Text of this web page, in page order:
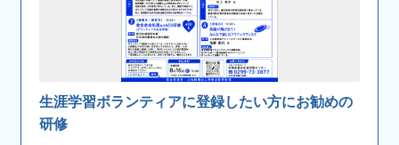
生涯学習ボランティアに登録したい方にお勧めの
研修